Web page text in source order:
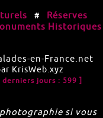
#
Réserves
Historiques
en-France.net
KrisWeb.xyz
derniers jours : 599 ]
si vous